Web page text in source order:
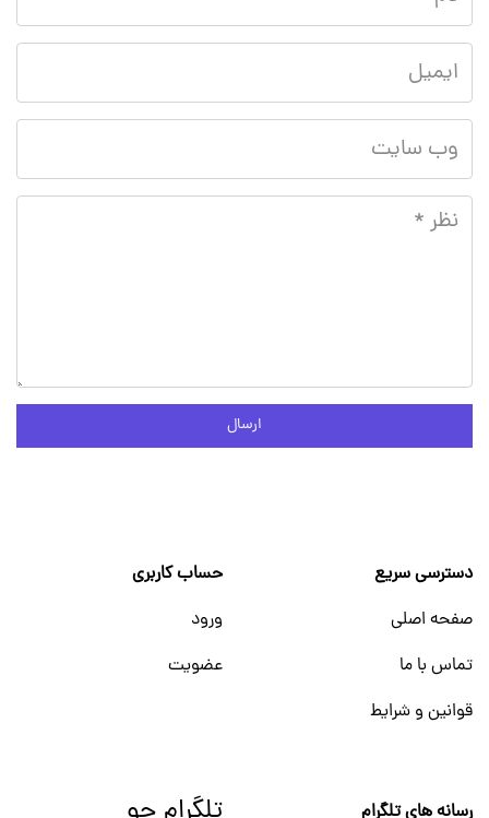
ارسال
دسترسی سریع
صفحه اصلی
تماس با ما
قوانین و شرایط
حساب کاربری
ورود
عضویت
رسانه های تلگرام